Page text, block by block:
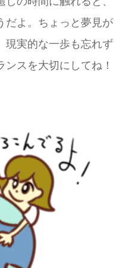
だよ。ちょっと夢見が
現実的な一歩も忘れず
スを大切にしてね！